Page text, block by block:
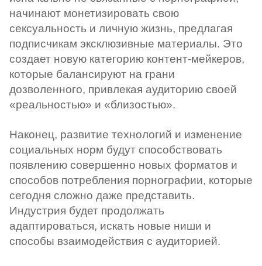
начинают монетизировать свою
сексуальность и личную жизнь, предлагая
подписчикам эксклюзивные материалы. Это
создает новую категорию контент-мейкеров,
которые балансируют на грани
дозволенного, привлекая аудиторию своей
«реальностью» и «близостью».
Наконец, развитие технологий и изменение
социальных норм будут способствовать
появлению совершенно новых форматов и
способов потребления порнографии, которые
сегодня сложно даже представить.
Индустрия будет продолжать
адаптироваться, искать новые ниши и
способы взаимодействия с аудиторией.